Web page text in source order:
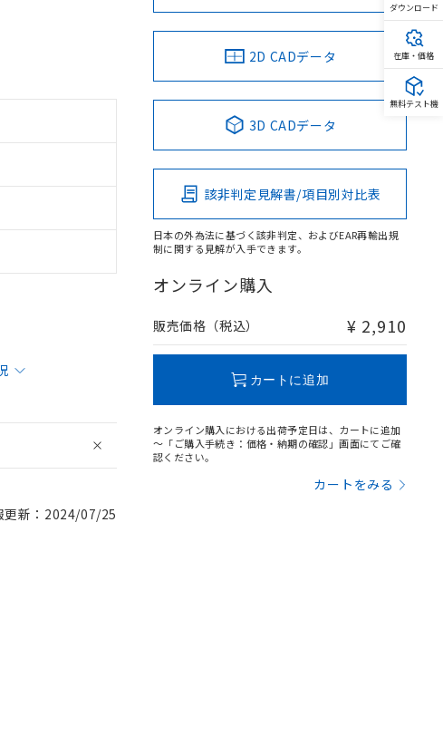
更新：2024/07/25
2D CADデータ
3D CADデータ
該非判定見解書/項目別対比表
日本の外為法に基づく該非判定、およびEAR再輸出規
制に関する見解が入手できます。
オンライン購入
販売価格（税込） ¥ 2,910
カートに追加
オンライン購入における出荷予定日は、カートに追加
～「ご購入手続き：価格・納期の確認」画面にてご確
認ください。
カートをみる
ダウンロード
在庫・価格
無料テスト機